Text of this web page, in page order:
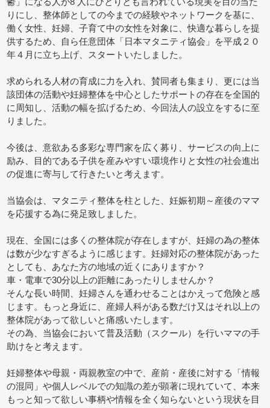
鬱」になる人が8 人にひとりとも言われている現実を目の当た
りにし、整体師としての今までの経験やネットワークを基に、
働く女性、妊婦、子育て中の女性を対象に、快適な暮らしを提
供するため、自ら任意団体「日本マタニティ協会」を平成２０
年４月に立ち上げ、スタートいたしました。
求められる人材の育成に力を入れ、賛同者も集まり、更には当
該団体の活動や妊婦整体を中心としたサポートの存在を全国的
に周知し、活動の幅を拡げるため、今回法人の設立をするに至
りました。
今後は、意欲ある多彩な専門家を広く募り、サービスの向上に
励み、目的である子供を産みやすい環境作りと女性の社会進出
の促進に寄与して行きたいと考えます。
当協会は、マタニティ整体を柱とした、妊娠初期～産後のママ
を応援する為に発足致しました。
現在、全国には多くの整体院が存在しますが、妊婦の為の整体
は数が少なすぎるように感じます。妊婦対応の整体院があった
としても、あなた方の地域の近くにありますか？
車・電車で30分以上の距離にあったりしませんか？
そんな長い時間、妊婦さんを通わせることはかえって危険と感
じます。もっと身近に、産婦人科がある数だけ又はそれ以上の
整体院があって欲しいと痛感いたします。
その為、当協会において普及活動（スクール）を行いママの手
助けをと考えます。
妊婦整体や母親・両親教室の中で、産前・産後に対する「情報
の混同」や個人レベルでの知識の差が顕著に現れていて、本来
もっと知って欲しい事柄や情報を全く知らないという現状を目